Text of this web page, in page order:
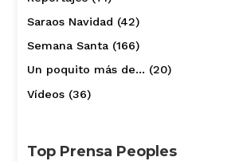
Saraos Navidad (42)
Semana Santa(166)
Un poquito más de… (20)
Vídeos(36)
Top Prensa Peoples